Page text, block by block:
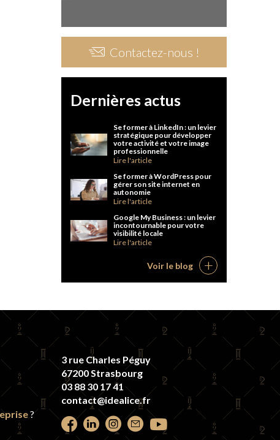
Contactez-nous !
Dernières actus
Se former à LinkedIn : un levier
stratégique pour développer
votre activité et votre image
professionnelle
Lire l'article
Se former à WordPress pour
gérer son site internet en
autonomie
Lire l'article
Google My Business : un levier
incontournable pour votre
visibilité locale
Lire l'article
Voir le blog
?
3 rue Charles Péguy
67200 Strasbourg
03 88 30 17 41
contact@idealice.fr
Retrouvez
Retrouvez
Retrouvez
Contactez-
Retrouvez